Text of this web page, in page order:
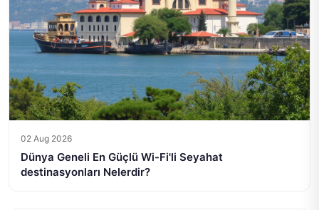
02 Aug 2026
Dünya Geneli En Güçlü Wi-Fi'li Seyahat
destinasyonları Nelerdir?